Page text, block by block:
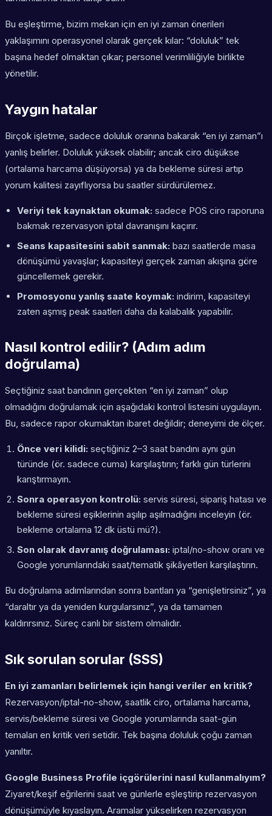
Bu eşleştirme, bizim mekan için en iyi zaman önerileri
yaklaşımını operasyonel olarak gerçek kılar: “doluluk” tek
başına hedef olmaktan çıkar; personel verimliliğiyle birlikte
yönetilir.
Yaygın hatalar
Birçok işletme, sadece doluluk oranına bakarak “en iyi zaman”ı
yanlış belirler. Doluluk yüksek olabilir; ancak ciro düşükse
(ortalama harcama düşüyorsa) ya da bekleme süresi artıp
yorum kalitesi zayıflıyorsa bu saatler sürdürülemez.
Veriyi tek kaynaktan okumak: sadece POS ciro raporuna
bakmak rezervasyon iptal davranışını kaçırır.
Seans kapasitesini sabit sanmak: bazı saatlerde masa
dönüşümü yavaşlar; kapasiteyi gerçek zaman akışına göre
güncellemek gerekir.
Promosyonu yanlış saate koymak: indirim, kapasiteyi
zaten aşmış peak saatleri daha da kalabalık yapabilir.
Nasıl kontrol edilir? (Adım adım
doğrulama)
Seçtiğiniz saat bandının gerçekten “en iyi zaman” olup
olmadığını doğrulamak için aşağıdaki kontrol listesini uygulayın.
Bu, sadece rapor okumaktan ibaret değildir; deneyimi de ölçer.
Önce veri kilidi: seçtiğiniz 2–3 saat bandını aynı gün
türünde (ör. sadece cuma) karşılaştırın; farklı gün türlerini
karıştırmayın.
Sonra operasyon kontrolü: servis süresi, sipariş hatası ve
bekleme süresi eşiklerinin aşılıp aşılmadığını inceleyin (ör.
bekleme ortalama 12 dk üstü mü?).
Son olarak davranış doğrulaması: iptal/no-show oranı ve
Google yorumlarındaki saat/tematik şikâyetleri karşılaştırın.
Bu doğrulama adımlarından sonra bantları ya “genişletirsiniz”, ya
“daraltır ya da yeniden kurgularsınız”, ya da tamamen
kaldırırsınız. Süreç canlı bir sistem olmalıdır.
Sık sorulan sorular (SSS)
En iyi zamanları belirlemek için hangi veriler en kritik?
Rezervasyon/iptal-no-show, saatlik ciro, ortalama harcama,
servis/bekleme süresi ve Google yorumlarında saat-gün
temaları en kritik veri setidir. Tek başına doluluk çoğu zaman
yanıltır.
Google Business Profile içgörülerini nasıl kullanmalıyım?
Ziyaret/keşif eğrilerini saat ve günlerle eşleştirip rezervasyon
dönüşümüyle kıyaslayın. Aramalar yükselirken rezervasyon